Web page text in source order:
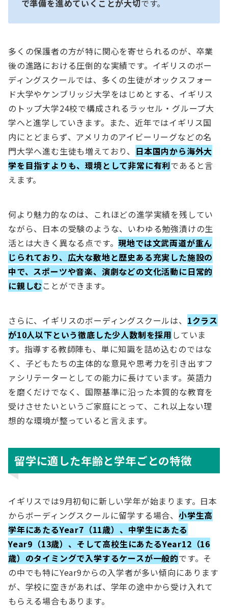
で準備を進めていくことが大切です。
多くの保護者の方が特に関心を寄せられるのが、卒業
後の進路における圧倒的な実績です。イギリスのボー
ディングスクールでは、多くの生徒がオックスフォー
ド大学やケンブリッジ大学をはじめとする、イギリス
のトップ大学24校で構成されるラッセル・グループ大
学へと進学していきます。また、近年ではイギリス国
内にとどまらず、アメリカのアイビーリーグなどの名
門大学へ進む生徒も増えており、 日本国内から海外大
学を目指すよりも、環境として非常に有利であると言
えます。
何より魅力的なのは、これほどの進学実績を残してい
ながら、日本の受験のような、いわゆる勉強漬けの生
活とは大きく異なる点です。現地では文武両道が重ん
じられており、広大な敷地と歴史ある充実した施設の
中で、スポーツや音楽、演劇などの文化活動に日常的
に親しむことができます。
さらに、イギリスのボーディングスクールは、 1クラス
が10人以下という徹底した少人数制を採用 していま
す。指導する教師陣も、単に知識を詰め込むのではな
く、子どもたちの主体的な意見や思考力を引き出すフ
ァシリテーターとしての能力に長けています。英語力
を磨くだけでなく、国際基準に沿った本質的な教育を
受けさせたいというご家庭にとって、これ以上ない理
想的な環境が整っていると言えます。
留学に適した年齢と学年ごとの特徴
イギリスでは9月初旬に新しい学年が始まります。日本
からボーディングスクールに留学する場合、 小学生高
学年にあたるYear7（11歳）、中学生にあたる
Year9（13歳）、そして高校生にあたるYear12（16
歳）のタイミングで入学するケースが一般的です。そ
の中でも特にYear9からの入学者が多い傾向にあります
が、学校に空きがあれば、学年の途中から受け入れて
もらえる場合もあります。